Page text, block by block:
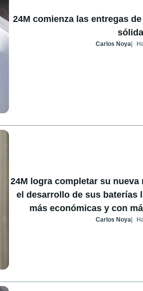
24M comienza las entregas
Carlos Noya
24M logra completar su
el desarrollo de sus baterías
más económicas y con
Carlos Noya